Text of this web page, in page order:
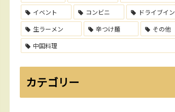
イベント
コンビニ
ドライブイン
生ラーメン
辛つけ麺
その他
中国料理
カテゴリー